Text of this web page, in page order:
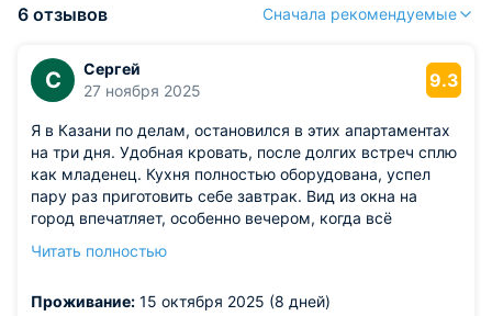
6 отзывов Сначала рекомендуемые
С
Сергей
27 ноября 2025
9.3
Я в Казани по делам, остановился в этих апартаментах
на три дня. Удобная кровать, после долгих встреч сплю
как младенец. Кухня полностью оборудована, успел
пару раз приготовить себе завтрак. Вид из окна на
город впечатляет, особенно вечером, когда всё
без нареканий. Wi Fi быстрый, для работы хватает.
звукоизоляция: слышно, как соседи передвигаются по
Читать полностью
Проживание: 15 октября 2025 (8 дней)